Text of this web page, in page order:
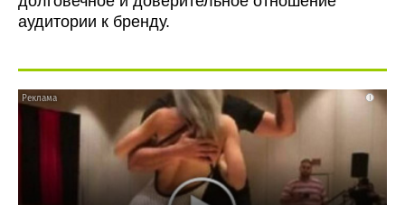
аудитории к бренду.
i